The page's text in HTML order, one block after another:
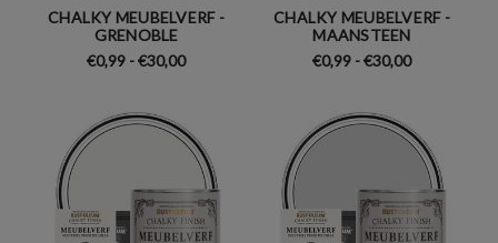
CHALKY MEUBELVERF -
GRENOBLE
€0,99 - €30,00
CHALKY MEUBELVERF -
MAANSTEEN
€0,99 - €30,00